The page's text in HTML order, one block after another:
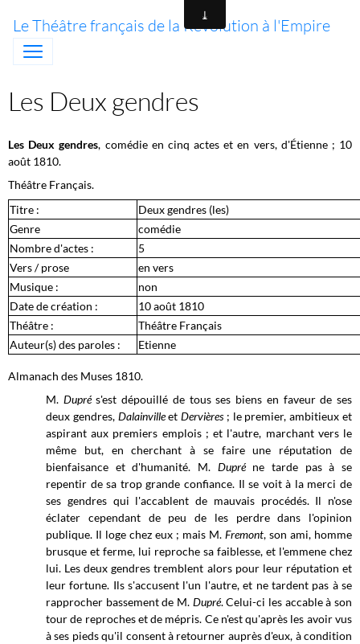
Le Théâtre français de la Révolution à l'Empire
Les Deux gendres
Les Deux gendres, comédie en cinq actes et en vers, d'Étienne ; 10
août 1810.
Théâtre Français.
Titre :
Deux gendres (les)
Genre
comédie
Nombre d'actes :
5
Vers / prose
en vers
Musique :
non
Date de création :
10 août 1810
Théâtre :
Théâtre Français
Auteur(s) des paroles :
Etienne
Almanach des Muses 1810.
M. Duprés'est dépouillé de tous ses biens en faveur de ses
deux gendres, DalainvilleetDervières ; le premier, ambitieux et
aspirant aux premiers emplois ; et l'autre, marchant vers le
même but, en cherchant à se faire une réputation de
bienfaisance et d'humanité. M. Dupréne tarde pas à se
repentir de sa trop grande confiance. Il se voit à la merci de
ses gendres qui l'accablent de mauvais procédés. Il n'ose
éclater cependant de peu de les perdre dans l'opinion
publique. Il loge chez eux ; mais M. Fremont, son ami, homme
brusque et ferme, lui reproche sa faiblesse, et l'emmene chez
lui. Les deux gendres tremblent alors pour leur réputation et
leur fortune. Ils s'accusent l'un l'autre, et ne tardent pas à se
rapprocher bassement de M. Dupré. Celui-ci les accable à son
tour de reproches et de mépris. Ce n'est qu'après les avoir vus
à ses pieds qu'il consent à retourner auprès d'eux, à condition